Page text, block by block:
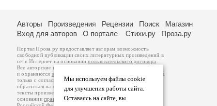
Мы используем файлы cookie
для улучшения работы сайта.
Оставаясь на сайте, вы
Авторы Произведения Рецензии Поиск
Магазин
Вход для авторов
О портале Стихи.ру Проза.ру
Портал Проза.ру предоставляет авторам возможность
свободной публикации своих литературных произведений в
сети Интернет на основаниипользовательского договора
Все авторские права на произведения принадлежат авторам
и охраняются законом
. Перепечатка произведений возможна
только с согласия его автора, к которому вы можете
обратиться на его авторской странице. Ответственность за
тексты произведений авторы несут самостоятельно на
основанииправил публикацииизаконодательства